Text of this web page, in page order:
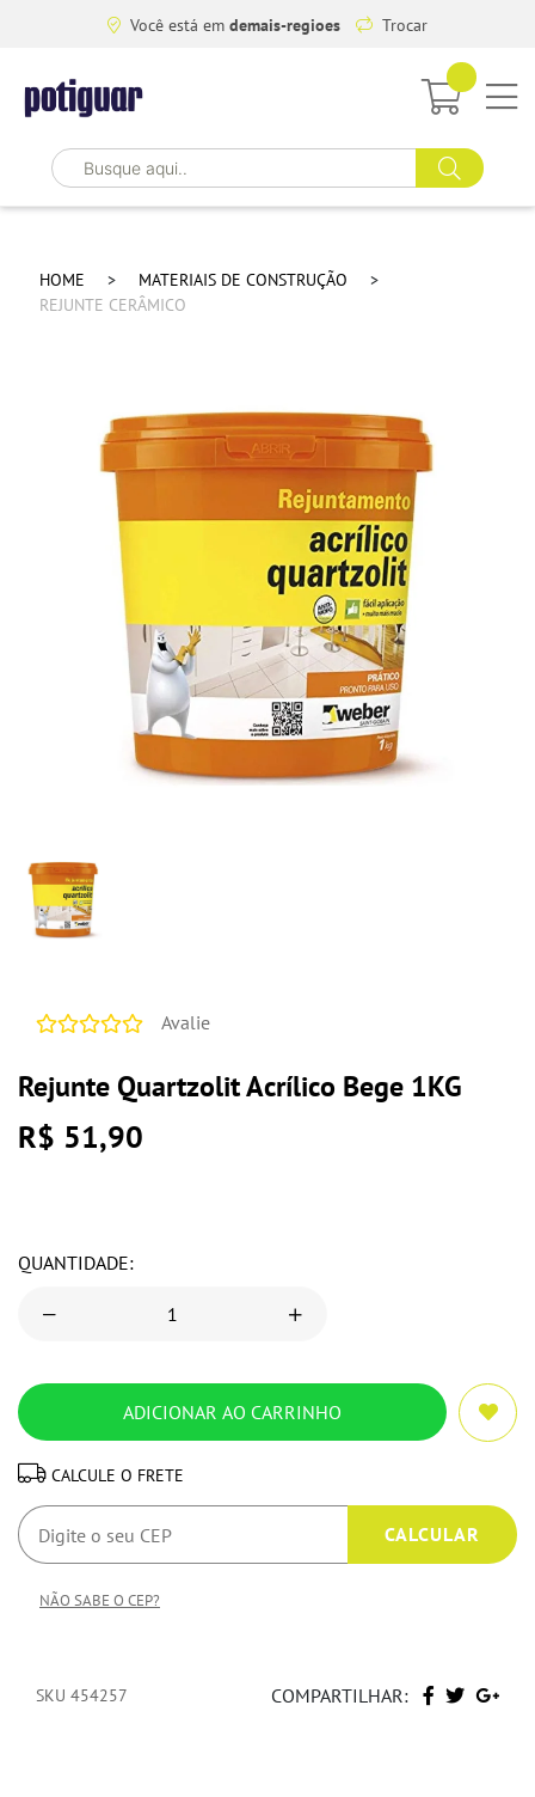
Você está em demais-regioes Trocar
HOME
MATERIAIS DE CONSTRUÇÃO
REJUNTE CERÂMICO
Avalie
Rejunte Quartzolit Acrílico Bege 1KG
R$ 51,90
QUANTIDADE:
CALCULE O FRETE
NÃO SABE O CEP?
SKU 454257 COMPARTILHAR: